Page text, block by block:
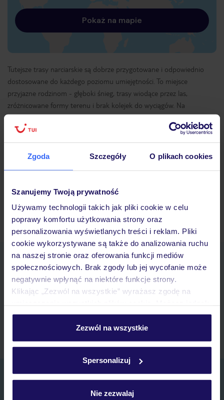
Zgoda Szczegóły O plikach cookies
Szanujemy Twoją prywatność
Używamy technologii takich jak pliki cookie w celu
poprawy komfortu użytkowania strony oraz
personalizowania wyświetlanych treści i reklam. Pliki
cookie wykorzystywane są także do analizowania ruchu
na naszej stronie oraz oferowania funkcji mediów
społecznościowych. Brak zgody lub jej wycofanie może
negatywnie wpłynąć na niektóre funkcje strony.
Klikając „Zezwól na wszystkie” wyrażasz zgodę na
personalizować swój wybór wchodząc w zakładkę
Szczegółowe informacje o plikach cookie znajdziesz
Zezwól na wszystkie
Spersonalizuj
Nie zezwalaj
Pokaż na mapie
Tutejsze trasy narciarskie są dobrze przygotowane i odpowiednio
dostosowane do każdego poziomu umiejętności. To miejsce
przyjazne rodzinom - głęboki śnieg, trasy wiodące przez las,
zróżnicowane formy terenu i brak kolejek do wyciągów. Na
najmłodszych czeka specjalny plac zabaw i 5-kilometrowy tor
saneczkowy.
Z ośrodka łatwo dostać się do dostępnych przez cały rok terenów
snowboardziści – mogą skorzystać z funparku Arena Dexteritatis.
Ubezpieczenia turystyczne Fendels-Ried - dowiedz się więcej »
Pobierz bezpłatną aplikację TUI
Szybkie wyszukiwanie i przeglądanie ofert
Lista ulubionych ofert i możliwość ich udostępniania
Historia wyszukiwań i ostatnio oglądanych ofert
Zapisz się do newslettera